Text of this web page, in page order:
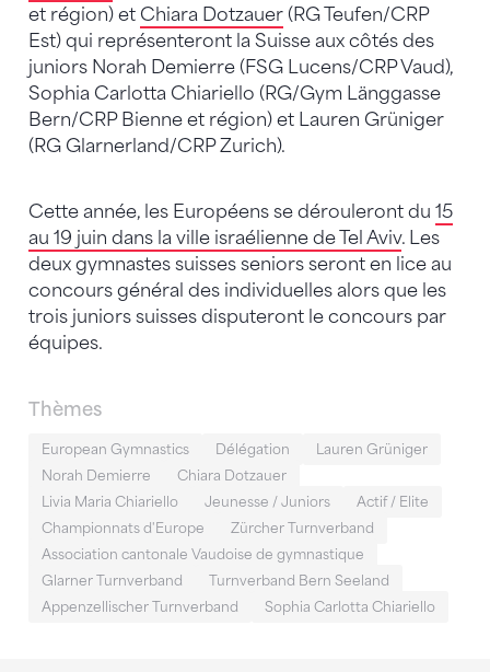
et région) et Chiara Dotzauer (RG Teufen/CRP
Est) qui représenteront la Suisse aux côtés des
juniors Norah Demierre (FSG Lucens/CRP Vaud),
Sophia Carlotta Chiariello (RG/Gym Länggasse
Bern/CRP Bienne et région) et Lauren Grüniger
(RG Glarnerland/CRP Zurich).
Cette année, les Européens se dérouleront du 15
au 19 juin dans la ville israélienne de Tel Aviv. Les
deux gymnastes suisses seniors seront en lice au
concours général des individuelles alors que les
trois juniors suisses disputeront le concours par
équipes.
Thèmes
European Gymnastics Délégation
Lauren Grüniger
Norah Demierre
Chiara Dotzauer
Livia Maria Chiariello
Jeunesse / Juniors
Actif / Elite
Championnats d'Europe
Zürcher Turnverband
Association cantonale Vaudoise de gymnastique
Glarner Turnverband
Turnverband Bern Seeland
Appenzellischer Turnverband
Sophia Carlotta Chiariello